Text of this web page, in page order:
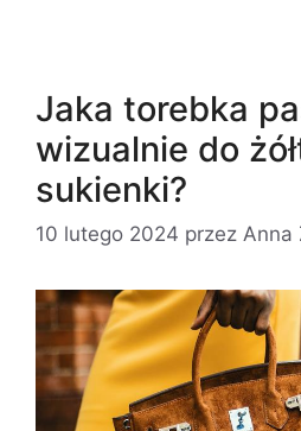
Jaka torebka
wizualnie do
sukienki?
10 lutego 2024 przez Anna